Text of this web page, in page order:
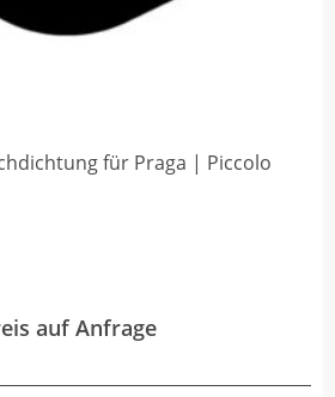
für Praga | Piccolo
auf Anfrage